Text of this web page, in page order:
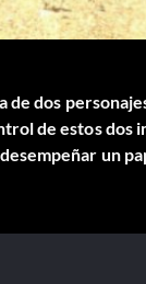
dos
de estos dos